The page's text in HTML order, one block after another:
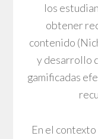
los
obtener
contenido
y desarrollo
gamificadas
En el